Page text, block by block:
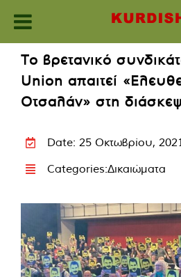
content
Το βρετανικό
Union απαιτεί
Οτσαλάν» στη
Date: 25 Οκτωβρίου,
Categories:Δικαιώματα